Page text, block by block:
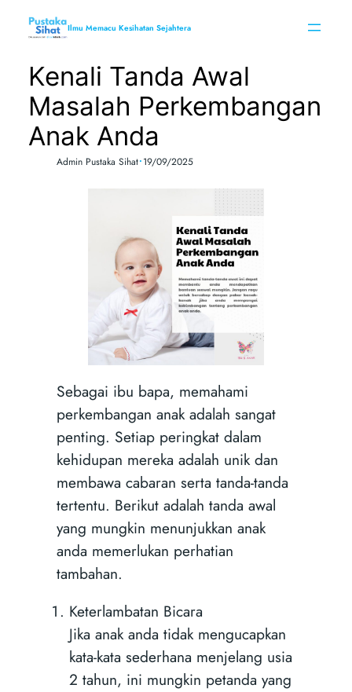
Ilmu Memacu Kesihatan Sejahtera
Kenali Tanda Awal
Masalah Perkembangan
Anak Anda
Admin Pustaka Sihat•19/09/2025
Sebagai ibu bapa, memahami
perkembangan anak adalah sangat
penting. Setiap peringkat dalam
kehidupan mereka adalah unik dan
membawa cabaran serta tanda-tanda
tertentu. Berikut adalah tanda awal
yang mungkin menunjukkan anak
anda memerlukan perhatian
tambahan.
Keterlambatan Bicara
Jika anak anda tidak mengucapkan
kata-kata sederhana menjelang usia
2 tahun, ini mungkin petanda yang